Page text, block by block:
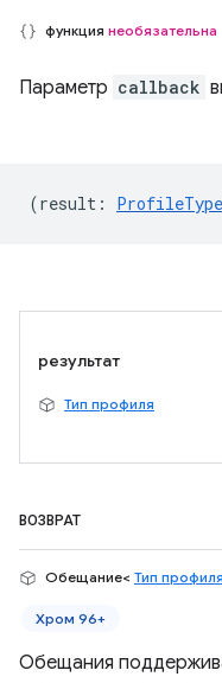
функция необязательна
Параметр callback
(result : ProfileType
результат
Тип профиля
ВОЗВРАТ
Обещание< Тип профиля
Хром 96+
Обещания